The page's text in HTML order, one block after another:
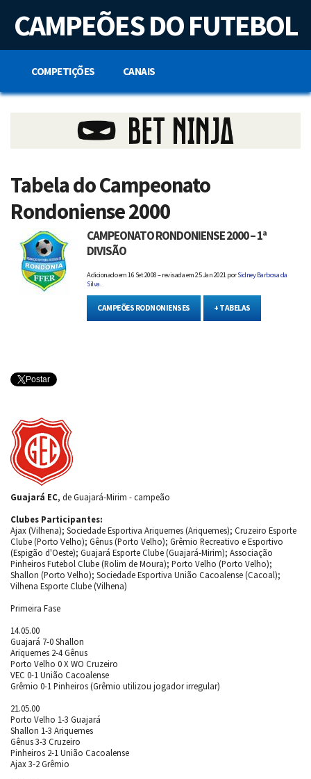
t
n
CAMPEÕES DO FUTEBOL
COMPETIÇÕES CANAIS
Tabela do Campeonato
Rondoniense 2000
CAMPEONATO RONDONIENSE 2000 – 1ª
DIVISÃO
Adicionado em16 Set 2008 – revisada em 25 Jan 2021porSidney Barbosa da
Silva.
CAMPEÕES RODNONIENSES + TABELAS
Postar
Guajará EC, de Guajará-Mirim - campeão
Clubes Participantes:
Ajax (Vilhena); Sociedade Esportiva Ariquemes (Ariquemes); Cruzeiro Esporte
Clube (Porto Velho); Gênus (Porto Velho); Grêmio Recreativo e Esportivo
(Espigão d'Oeste); Guajará Esporte Clube (Guajará-Mirim); Associação
Pinheiros Futebol Clube (Rolim de Moura); Porto Velho (Porto Velho);
Shallon (Porto Velho); Sociedade Esportiva União Cacoalense (Cacoal);
Vilhena Esporte Clube (Vilhena)
Primeira Fase
14.05.00
Guajará 7-0 Shallon
Ariquemes 2-4 Gênus
Porto Velho 0 X WO Cruzeiro
VEC 0-1 União Cacoalense
Grêmio 0-1 Pinheiros (Grêmio utilizou jogador irregular)
21.05.00
Porto Velho 1-3 Guajará
Shallon 1-3 Ariquemes
Gênus 3-3 Cruzeiro
Pinheiros 2-1 União Cacoalense
Ajax 3-2 Grêmio